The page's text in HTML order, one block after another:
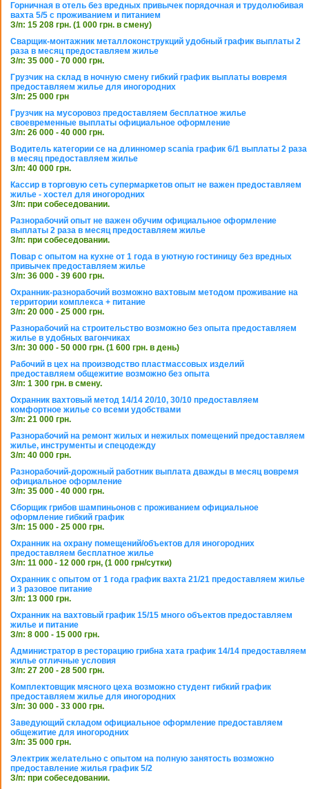
Горничная в отель без вредных привычек порядочная и трудолюбивая
вахта 5/5 с проживанием и питанием
З/п: 15 208 грн. (1 000 грн. в смену)
Сварщик-монтажник металлоконструкций удобный график выплаты 2
раза в месяц предоставляем жилье
З/п: 35 000 - 70 000 грн.
Грузчик на склад в ночную смену гибкий график выплаты вовремя
предоставляем жилье для иногородних
З/п: 25 000 грн
Грузчик на мусоровоз предоставляем бесплатное жилье
своевременные выплаты официальное оформление
З/п: 26 000 - 40 000 грн.
Водитель категории се на длинномер scania график 6/1 выплаты 2 раза
в месяц предоставляем жилье
З/п: 40 000 грн.
Кассир в торговую сеть супермаркетов опыт не важен предоставляем
жилье - хостел для иногородних
З/п: при собеседовании.
Разнорабочий опыт не важен обучим официальное оформление
выплаты 2 раза в месяц предоставляем жилье
З/п: при собеседовании.
Повар с опытом на кухне от 1 года в уютную гостиницу без вредных
привычек предоставляем жилье
З/п: 36 000 - 39 600 грн.
Охранник-разнорабочий возможно вахтовым методом проживание на
территории комплекса + питание
З/п: 20 000 - 25 000 грн.
Разнорабочий на строительство возможно без опыта предоставляем
жилье в удобных вагончиках
З/п: 30 000 - 50 000 грн. (1 600 грн. в день)
Рабочий в цех на производство пластмассовых изделий
предоставляем общежитие возможно без опыта
З/п: 1 300 грн. в смену.
Охранник вахтовый метод 14/14 20/10, 30/10 предоставляем
комфортное жилье со всеми удобствами
З/п: 21 000 грн.
Разнорабочий на ремонт жилых и нежилых помещений предоставляем
жилье, инструменты и спецодежду
З/п: 40 000 грн.
Разнорабочий-дорожный работник выплата дважды в месяц вовремя
официальное оформление
З/п: 35 000 - 40 000 грн.
Сборщик грибов шампиньонов с проживанием официальное
оформление гибкий график
З/п: 15 000 - 25 000 грн.
Охранник на охрану помещений/объектов для иногородних
предоставляем бесплатное жилье
З/п: 11 000 - 12 000 грн, (1 000 грн/сутки)
Охранник с опытом от 1 года график вахта 21/21 предоставляем жилье
и 3 разовое питание
З/п: 13 000 грн.
Охранник на вахтовый график 15/15 много объектов предоставляем
жилье и питание
З/п: 8 000 - 15 000 грн.
Администратор в ресторацию грибна хата график 14/14 предоставляем
жилье отличные условия
З/п: 27 200 - 28 500 грн.
Комплектовщик мясного цеха возможно студент гибкий график
предоставляем жилье для иногородних
З/п: 30 000 - 33 000 грн.
Заведующий складом официальное оформление предоставляем
общежитие для иногородних
З/п: 35 000 грн.
Электрик желательно с опытом на полную занятость возможно
предоставление жилья график 5/2
З/п: при собеседовании.